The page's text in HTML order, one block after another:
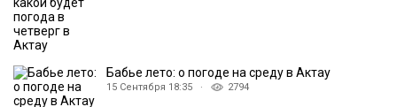
Бабье лето: о погоде на среду в Актау
15 Сентября 18:35 · 2794